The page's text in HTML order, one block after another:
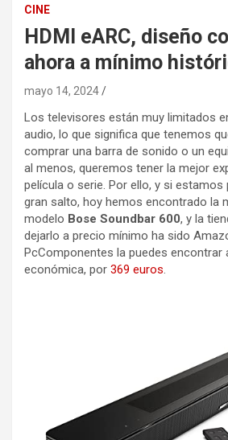
CINE
HDMI eARC, diseño
ahora a mínimo
mayo 14, 2024
Los televisores están muy limitados
audio, lo que significa que tenemos
comprar una barra de sonido o un
al menos, queremos tener la mejor
película o serie. Por ello, y si estamos
gran salto, hoy hemos encontrado la
modelo Bose Soundbar 600, y la
dejarlo a precio mínimo ha sido
PcComponentes la puedes encontrar
económica, por 369 euros.